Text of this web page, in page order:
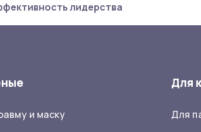
лидерства
50 вопросов
и маску
Для
Для